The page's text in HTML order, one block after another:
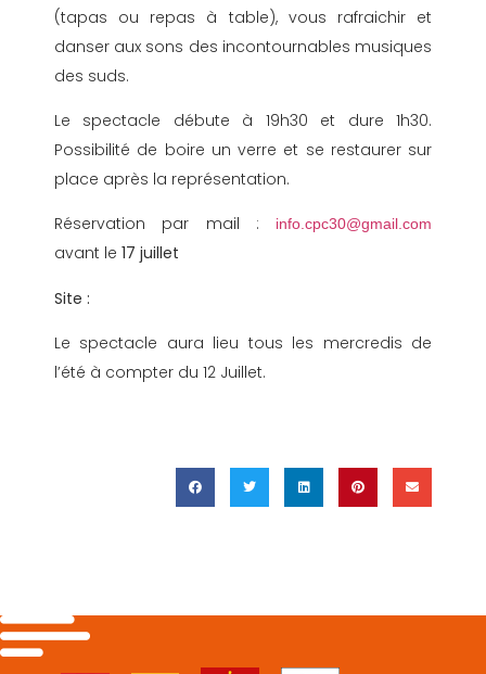
(tapas ou repas à table), vous rafraichir et
danser aux sons des incontournables musiques
des suds.
Le spectacle débute à 19h30 et dure 1h30.
Possibilité de boire un verre et se restaurer sur
place après la représentation.
Réservation par mail : info.cpc30@gmail.com
avant le 17 juillet
Site :
Le spectacle aura lieu tous les mercredis de
l’été à compter du 12 Juillet.